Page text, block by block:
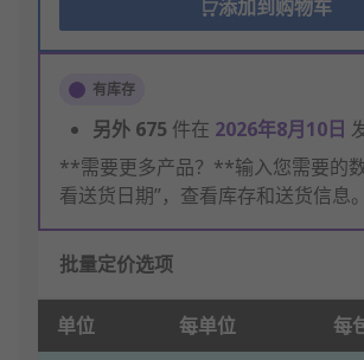
添加到购物车
有库存
另外 675 件在 2026年8月10日
**需要更多产品？**输入您需要的
看送货日期”，查看库存和送货信息。
批量定价选项
单位 每单位 每